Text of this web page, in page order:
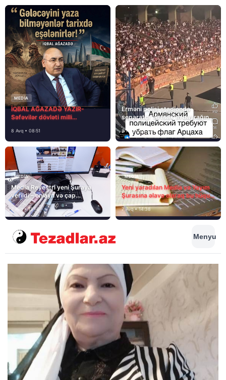
MEDİA
İQBAL AĞAZADƏ YAZIR-
Səfəvilər dövləti milli
8 Avq • 08:51
Erməni polisi stadionda
separatçı “Artsax”ın bayrağını
müsadirə etdi və…
8 Avq • 08:39
MEDİA
Media Reyestri yeni Şuraya
verildi – onlayn və çap
mediasını nə gözləyir?
7 Avq • 15:14
MEDİA
Yeni yaradılan Media və Yayım
Şurasına əlavə olaraq bu hüquq
və vəzifələr də verilib
7 Avq • 14:38
Menyu